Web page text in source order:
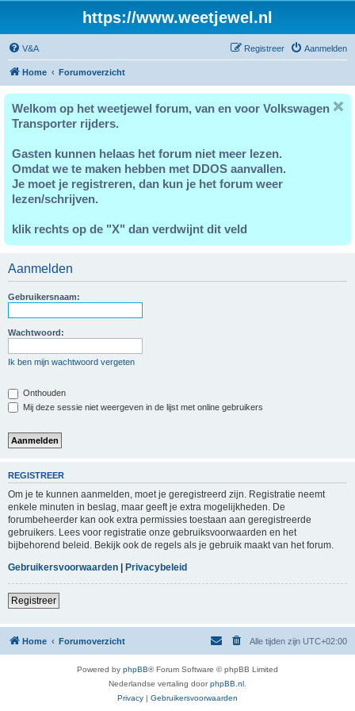
https://www.weetjewel.nl
V&A Aanmelden
Registreer
Home Forumoverzicht
Welkom op het weetjewel forum, van en voor Volkswagen
Transporter rijders.
Gasten kunnen helaas het forum niet meer lezen.
Omdat we te maken hebben met DDOS aanvallen.
Je moet je registreren, dan kun je het forum weer
lezen/schrijven.
klik rechts op de "X" dan verdwijnt dit veld
Aanmelden
Gebruikersnaam:
Wachtwoord:
Ik ben mijn wachtwoord vergeten
Onthouden
Mij deze sessie niet weergeven in de lijst met online gebruikers
REGISTREER
Om je te kunnen aanmelden, moet je geregistreerd zijn. Registratie neemt
enkele minuten in beslag, maar geeft je extra mogelijkheden. De
forumbeheerder kan ook extra permissies toestaan aan geregistreerde
gebruikers. Lees voor registratie onze gebruiksvoorwaarden en het
bijbehorend beleid. Bekijk ook de regels als je gebruik maakt van het forum.
Gebruikersvoorwaarden | Privacybeleid
Registreer
Home Forumoverzicht Alle tijden zijn UTC+02:00
Powered by phpBB® Forum Software © phpBB Limited
Nederlandse vertaling doorphpBB.nl
Privacy | Gebruikersvoorwaarden